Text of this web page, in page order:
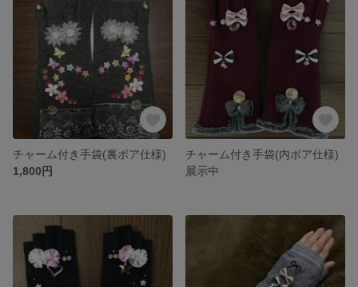
チャーム付き手袋(裏ボア仕様)
1,800円
チャーム付き手袋(内ボア仕様)
展示中